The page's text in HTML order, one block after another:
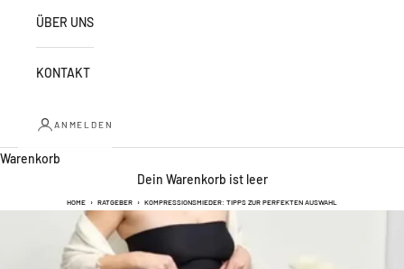
ÜBER UNS
KONTAKT
ANMELDEN
Warenkorb
Dein Warenkorb ist leer
HOME › RATGEBER › KOMPRESSIONSMIEDER: TIPPS ZUR PERFEKTEN AUSWAHL